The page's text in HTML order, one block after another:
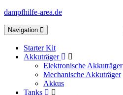
dampfhilfe-area.de
Toggle
navigation
Navigation
Starter Kit
Akkuträger
Elektronische Akkuträger
Mechanische Akkuträger
Akkus
Tanks